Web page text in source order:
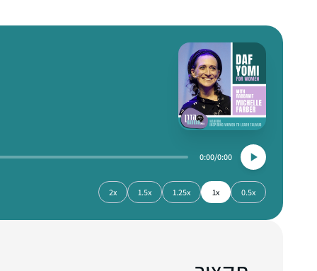
0:00
0:00
0.5x
1x
1.25x
1.5x
2x